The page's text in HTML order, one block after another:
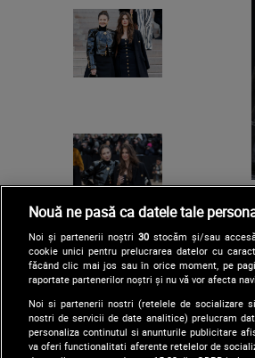
Nouă ne pasă ca datele tale
Noi și partenerii noștri 30stocăm și/sau
cookie unici pentru prelucrarea datelor cu
făcând clic mai jos sau în orice moment, pe
raportate partenerilor noștri și nu vă vor afecta
Noi si partenerii nostri (retelele de socializare
nostri de servicii de date analitice) prelucram
personaliza continutul si anunturile publicitare
va oferi functionalitati aferente retelelor de